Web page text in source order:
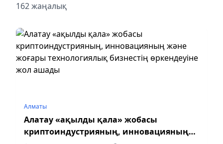
162 жаңалық
Алматы
Алатау «ақылды қала» жобасы
криптоиндустрияның, инновацияның